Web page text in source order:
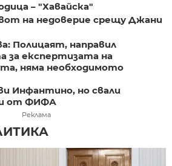
– "Хавайска"
на недоверие срещу Джани
Полицаят, направил
за експертизата на
няма необходимото
Инфантино, но свали
от ФИФА
Реклама